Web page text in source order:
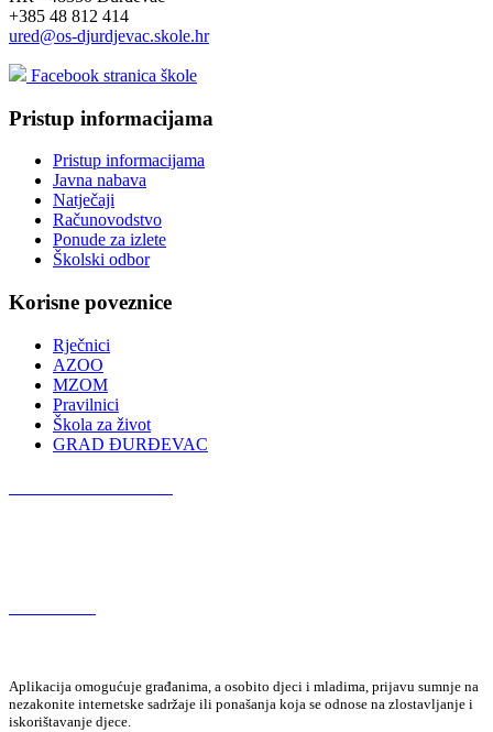
+385 48 812 414
ured@os-djurdjevac.skole.hr
Facebook stranica škole
Pristup informacijama
Pristup informacijama
Javna nabava
Natječaji
Računovodstvo
Ponude za izlete
Školski odbor
Korisne poveznice
Rječnici
AZOO
MZOM
Pravilnici
Škola za život
GRAD ĐURĐEVAC
Aplikacija omogućuje građanima, a osobito djeci i mladima, prijavu sumnje na
nezakonite internetske sadržaje ili ponašanja koja se odnose na zlostavljanje i
iskorištavanje djece.